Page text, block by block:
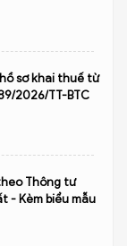
sơ khai thuế từ
2026/TT-BTC
Thông tư
- Kèm biểu mẫu